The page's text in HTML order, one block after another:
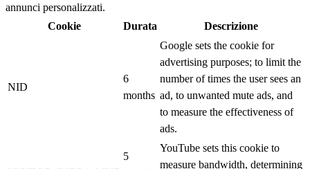
annunci personalizzati.
Cookie
Durata Descrizione
NID
6
months
Google sets the cookie for
advertising purposes; to limit the
number of times the user sees an
ad, to unwanted mute ads, and
to measure the effectiveness of
ads.
5
YouTube sets this cookie to
measure bandwidth, determining